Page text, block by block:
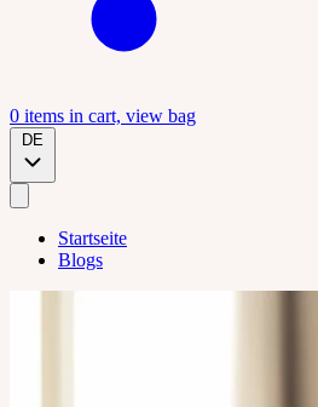
0 items in cart, view bag
DE
Startseite
Blogs